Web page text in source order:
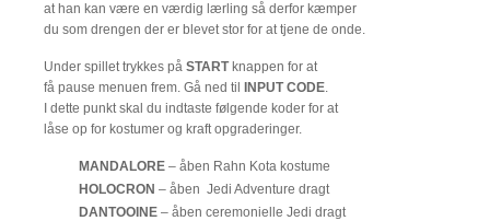
at han kan være en værdig lærling så derfor kæmper
du som drengen der er blevet stor for at tjene de onde.
Under spillet trykkes på STARTknappen for at
få pause menuen frem. Gå ned til
INPUT CODE.
I dette punkt skal du indtaste følgende koder for at
låse op for kostumer og kraft opgraderinger.
MANDALORE – åben Rahn Kota kostume
HOLOCRON – åben Jedi Adventure dragt
DANTOOINE – åben ceremonielle Jedi dragt